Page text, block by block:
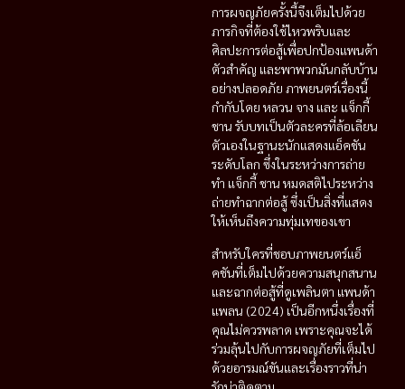
การผจญภัยครั้งนี้จึงเต็มไปด้วย
ภารกิจที่ต้องใช้ไหวพริบและ
ศิลปะการต่อสู้เพื่อปกป้องแพนด้า
ตัวสำคัญ และพาพวกมันกลับบ้าน
อย่างปลอดภัย ภาพยนตร์เรื่องนี้
กำกับโดย หลวน จาง และ แจ็กกี้
ชาน รับบทเป็นตัวละครที่ล้อเลียน
ตัวเองในฐานะนักแสดงแอ็คชัน
ระดับโลก ซึ่งในระหว่างการถ่าย
ทำ แจ็กกี้ ชาน หมดสติไประหว่าง
ถ่ายทำฉากต่อสู้ ซึ่งเป็นสิ่งที่แสดง
ให้เห็นถึงความทุ่มเทของเขา
สำหรับใครที่ชอบภาพยนตร์แอ็
คชันที่เต็มไปด้วยความสนุกสนาน
และฉากต่อสู้ที่ดูเพลินตา แพนด้า
แพลน (2024) เป็นอีกหนึ่งเรื่องที่
คุณไม่ควรพลาด เพราะคุณจะได้
ร่วมลุ้นไปกับการผจญภัยที่เต็มไป
ด้วยอารมณ์ขันและเรื่องราวที่น่า